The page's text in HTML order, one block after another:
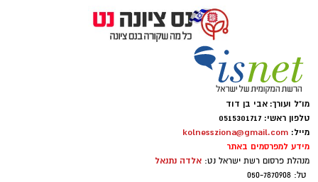
מו"ל ועורך: אבי בן דוד
טלפון ראשי: 0515301717
מייל: kolnessziona@gmail.com
מידע למפרסמים באתר
מנהלת פרסום רשת ישראל נט: אלדה נתנאל
טל: 050-7870908